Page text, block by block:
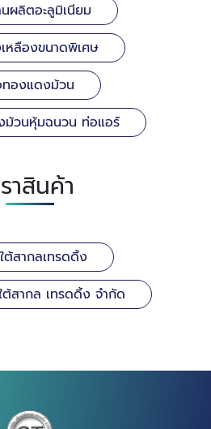
นผลิตอะลูมิเนียม
หลืองขนาดพิเศษ
องแดงม้วน
ม้วนหุ้มฉนวน ท่อแอร์
าสินค้า
ต้สากลเทรดดิ้ง
ต้สากล เทรดดิ้ง จำกัด